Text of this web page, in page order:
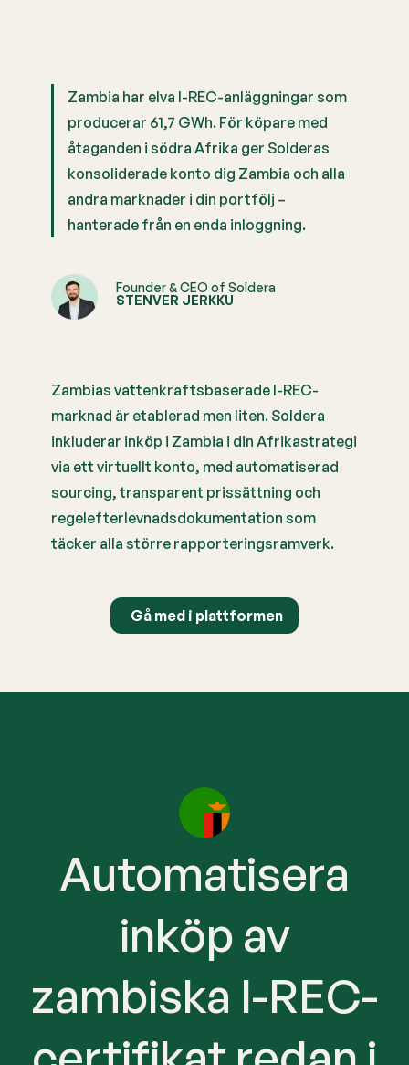
Zambia har elva I-REC-anläggningar som
producerar 61,7 GWh. För köpare med
åtaganden i södra Afrika ger Solderas
konsoliderade konto dig Zambia och alla
andra marknader i din portfölj –
hanterade från en enda inloggning.
Founder & CEO of Soldera
STENVER JERKKU
Zambias vattenkraftsbaserade I-REC-
marknad är etablerad men liten. Soldera
inkluderar inköp i Zambia i din Afrikastrategi
via ett virtuellt konto, med automatiserad
sourcing, transparent prissättning och
regelefterlevnadsdokumentation som
täcker alla större rapporteringsramverk.
Gå med i plattformen
Automatisera
inköp av
zambiska I-REC-